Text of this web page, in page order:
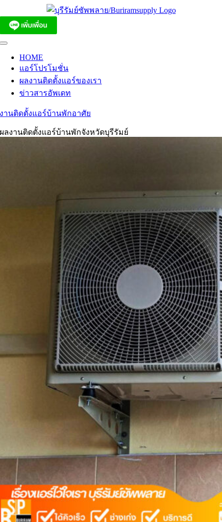
to
content
Toggle
Navigation
HOME
แอร์โปรโมชั่น
ผลงานติดตั้งแอร์ของเรา
ข่าวสารอัพเดท
งานติดตั้งแอร์บ้านพักอาศัย
ผลงานติดตั้งแอร์บ้านพักจังหวัดบุรีรัมย์